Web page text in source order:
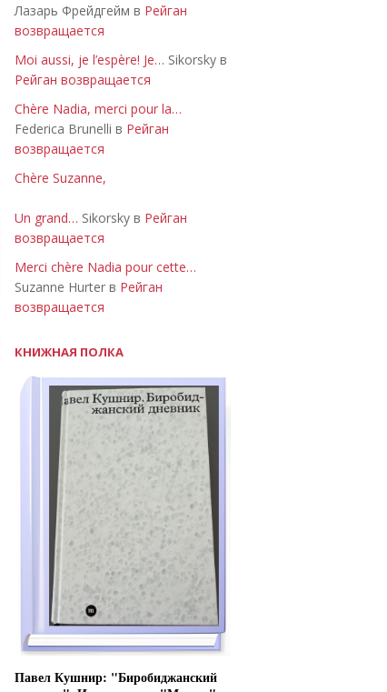
Лазарь Фрейдгейм в Рейган
возвращается
Moi aussi, je l’espère! Je… Sikorsky в
Рейган возвращается
Chère Nadia, merci pour la…
Federica Brunelli в Рейган
возвращается
Chère Suzanne,
Un grand… Sikorsky в Рейган
возвращается
Merci chère Nadia pour cette…
Suzanne Hurter в Рейган
возвращается
КНИЖНАЯ ПОЛКА
Павел Кушнир: "Биробиджанский